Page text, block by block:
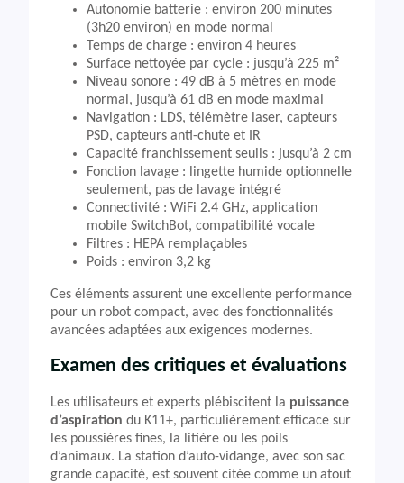
Autonomie batterie : environ 200 minutes
(3h20 environ) en mode normal
Temps de charge : environ 4 heures
Surface nettoyée par cycle : jusqu’à 225 m²
Niveau sonore : 49 dB à 5 mètres en mode
normal, jusqu’à 61 dB en mode maximal
Navigation : LDS, télémètre laser, capteurs
PSD, capteurs anti-chute et IR
Capacité franchissement seuils : jusqu’à 2 cm
Fonction lavage : lingette humide optionnelle
seulement, pas de lavage intégré
Connectivité : WiFi 2.4 GHz, application
mobile SwitchBot, compatibilité vocale
Filtres : HEPA remplaçables
Poids : environ 3,2 kg
Ces éléments assurent une excellente performance
pour un robot compact, avec des fonctionnalités
avancées adaptées aux exigences modernes.
Examen des critiques et évaluations
Les utilisateurs et experts plébiscitent la puissance
d’aspiration du K11+, particulièrement efficace sur
les poussières fines, la litière ou les poils
d’animaux. La station d’auto-vidange, avec son sac
grande capacité, est souvent citée comme un atout